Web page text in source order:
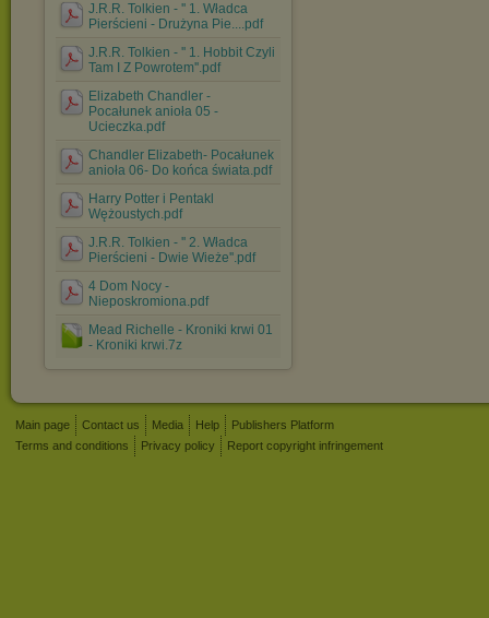
J.R.R. Tolkien - '' 1. Władca
Pierścieni - Drużyna Pie....pdf
J.R.R. Tolkien - '' 1. Hobbit Czyli
Tam I Z Powrotem''.pdf
Elizabeth Chandler -
Pocałunek anioła 05 -
Ucieczka.pdf
Chandler Elizabeth- Pocałunek
anioła 06- Do końca świata.pdf
Harry Potter i Pentakl
Wężoustych.pdf
J.R.R. Tolkien - '' 2. Władca
Pierścieni - Dwie Wieże''.pdf
4 Dom Nocy -
Nieposkromiona.pdf
Mead Richelle - Kroniki krwi 01
- Kroniki krwi.7z
Main page Contact us Media Help
Publishers Platform
Terms and conditions
Privacy policy Report copyright infringement